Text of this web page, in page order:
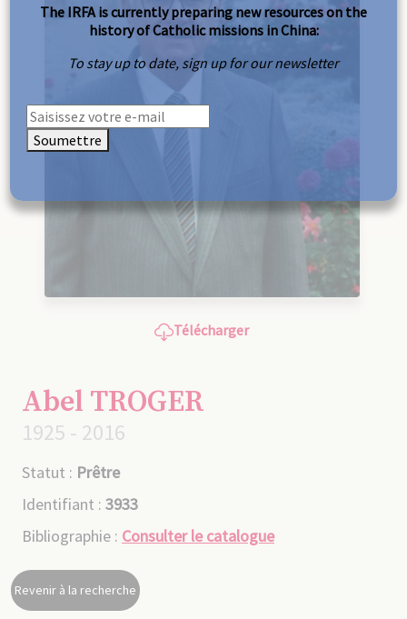
Télécharger
Abel TROGER
1925 - 2016
Statut : Prêtre
Identifiant : 3933
Bibliographie : Consulter le catalogue
Revenir à la recherche
The IRFA is currently preparing new resources on the
history of Catholic missions in China:
To stay up to date, sign up for our newsletter
Soumettre